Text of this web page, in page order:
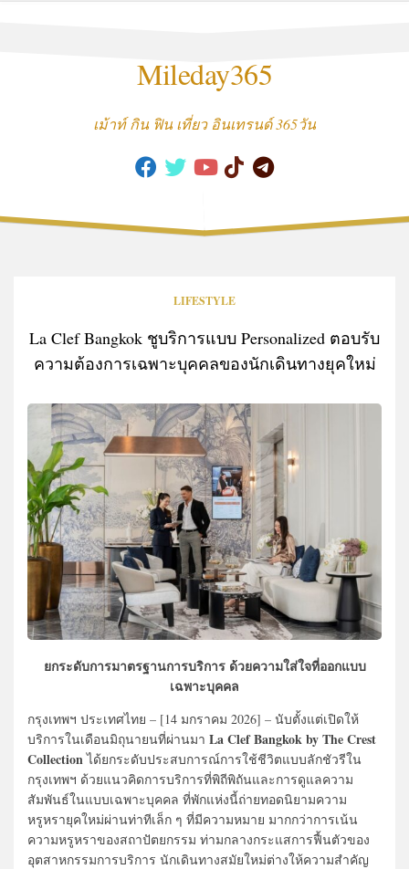
Mileday365
เม้าท์ กิน ฟิน เที่ยว อินเทรนด์ 365วัน
LIFESTYLE
La Clef Bangkok ชูบริการแบบ Personalized ตอบรับ
ความต้องการเฉพาะบุคคลของนักเดินทางยุคใหม่
ยกระดับการมาตรฐานการบริการ ด้วยความใส่ใจที่ออกแบบ
เฉพาะบุคคล
กรุงเทพฯ ประเทศไทย – [14 มกราคม 2026] – นับตั้งแต่เปิดให้
บริการในเดือนมิถุนายนที่ผ่านมา La Clef Bangkok by The Crest
Collectionได้ยกระดับประสบการณ์การใช้ชีวิตแบบลักชัวรีใน
กรุงเทพฯ ด้วยแนวคิดการบริการที่พิถีพิถันและการดูแลความ
สัมพันธ์ในแบบเฉพาะบุคคล ที่พักแห่งนี้ถ่ายทอดนิยามความ
หรูหรายุคใหม่ผ่านท่าทีเล็ก ๆ ที่มีความหมาย มากกว่าการเน้น
ความหรูหราของสถาปัตยกรรม ท่ามกลางกระแสการฟื้นตัวของ
อุตสาหกรรมการบริการ นักเดินทางสมัยใหม่ต่างให้ความสำคัญ